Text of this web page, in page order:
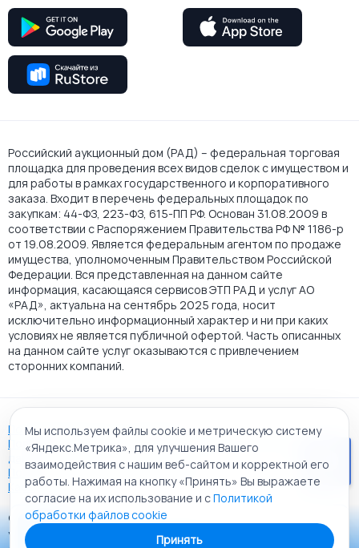
Российский аукционный дом (РАД) – федеральная торговая
площадка для проведения всех видов сделок с имуществом и
для работы в рамках государственного и корпоративного
заказа. Входит в перечень федеральных площадок по
закупкам: 44-ФЗ, 223-ФЗ, 615-ПП РФ. Основан 31.08.2009 в
соответствии с Распоряжением Правительства РФ № 1186-р
от 19.08.2009. Является федеральным агентом по продаже
имущества, уполномоченным Правительством Российской
Федерации. Вся представленная на данном сайте
информация, касающаяся сервисов ЭТП РАД и услуг АО
«РАД», актуальна на сентябрь 2025 года, носит
исключительно информационный характер и ни при каких
условиях не является публичной офертой. Часть описанных
на данном сайте услуг оказываются с привлечением
сторонних компаний.
Пользовательское соглашение
Политика АО "РАД" в отношении обработки персональных
данных
Политика обработки файлов cookie
Карта сайта
© 2009 - 2026 АО «Российский аукционный дом»
универсальная торговая площадка. Все права защищены.
Мы используем файлы cookie и метрическую систему
«Яндекс.Метрика», для улучшения Вашего
взаимодействия с нашим веб-сайтом и корректной его
работы. Нажимая на кнопку «Принять» Вы выражаете
согласие на их использование и сПолитикой
обработки файлов cookie
Принять
Приложение «РАД Каталог»